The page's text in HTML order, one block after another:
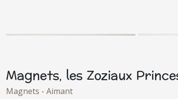
Magnets, les Zoziaux
Magnets - Aimant